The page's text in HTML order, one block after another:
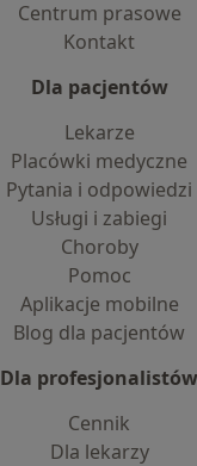
Centrum prasowe
Kontakt
Dla pacjentów
Lekarze
Placówki medyczne
Pytania i odpowiedzi
Usługi i zabiegi
Choroby
Pomoc
Aplikacje mobilne
Blog dla pacjentów
Dla profesjonalistów
Cennik
Dla lekarzy